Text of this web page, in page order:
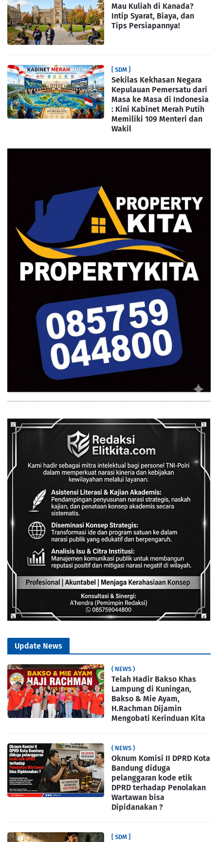
Mau Kuliah di Kanada?
Intip Syarat, Biaya, dan
Tips Persiapannya!
[ SDM ]
Sekilas Kekhasan Negara
Kepulauan Pemersatu dari
Masa ke Masa di Indonesia
: Kini Kabinet Merah Putih
Memiliki 109 Menteri dan
Wakil
Update News
( NEWS )
Telah Hadir Bakso Khas
Lampung di Kuningan,
Bakso & Mie Ayam,
H.Rachman Dijamin
Mengobati Kerinduan Kita
( NEWS )
Oknum Komisi II DPRD Kota
Bandung diduga
pelanggaran kode etik
DPRD terhadap Penolakan
Wartawan bisa
Dipidanakan ?
[ SDM ]